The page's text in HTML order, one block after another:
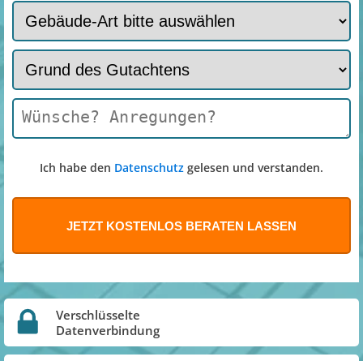
Ich habe den Datenschutz gelesen und verstanden.
Verschlüsselte
Datenverbindung